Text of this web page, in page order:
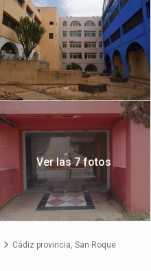
Ver las 7 fotos
Cádiz provincia, San Roque